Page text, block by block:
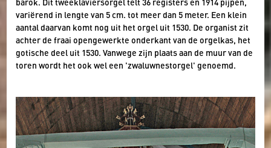
barok. Dit tweeklaviersorgel telt 36 registers en 1914 pijpen,
variërend in lengte van 5 cm. tot meer dan 5 meter. Een klein
aantal daarvan komt nog uit het orgel uit 1530. De organist zit
achter de fraai opengewerkte onderkant van de orgelkas, het
gotische deel uit 1530. Vanwege zijn plaats aan de muur van de
toren wordt het ook wel een 'zwaluwnestorgel' genoemd.